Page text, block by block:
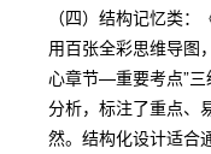
（四）结构记忆类
用百张全彩思维导图
心章节—重要考点”三
分析，标注了重点、
然。结构化设计适合